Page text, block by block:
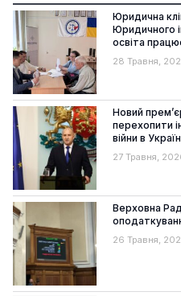
Юридична
Юридичного
освіта
28 Травня,
Новий
перехопити
війни в
27 Травня,
Верховна
26 Травня,